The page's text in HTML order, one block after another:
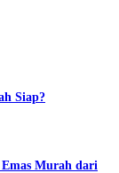
Siap?
Murah dari